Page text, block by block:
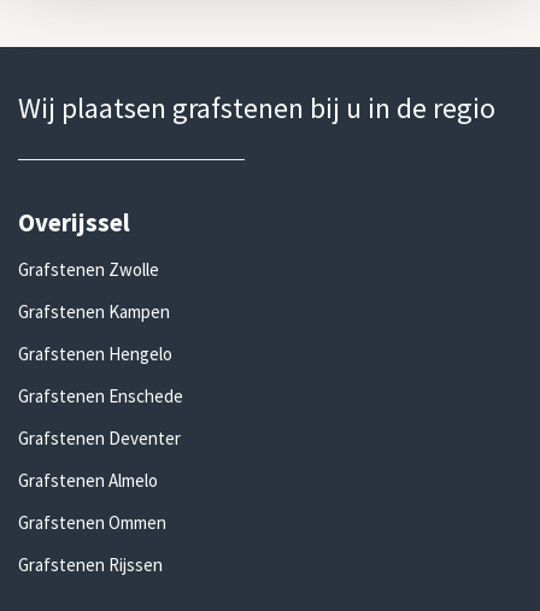
Wij plaatsen grafstenen bij u in de regio
Overijssel
Grafstenen Zwolle
Grafstenen Kampen
Grafstenen Hengelo
Grafstenen Enschede
Grafstenen Deventer
Grafstenen Almelo
Grafstenen Ommen
Grafstenen Rijssen